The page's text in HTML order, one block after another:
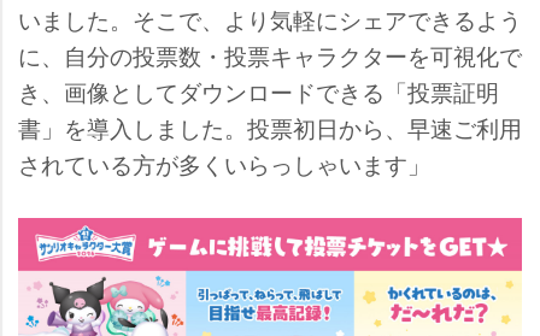
いました。そこで、より気軽にシェアできるよう
に、自分の投票数・投票キャラクターを可視化で
き、画像としてダウンロードできる「投票証明
書」を導入しました。投票初日から、早速ご利用
されている方が多くいらっしゃいます」